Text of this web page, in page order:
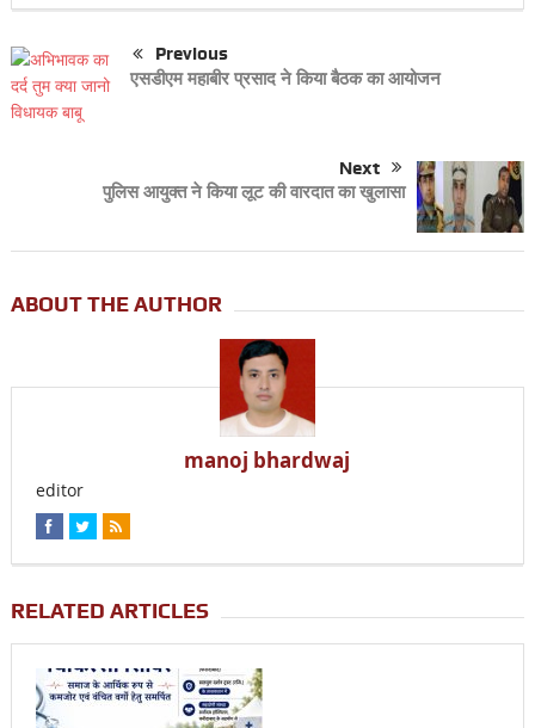
Previous
एसडीएम महाबीर प्रसाद ने किया बैठक का आयोजन
Next
पुलिस आयुक्त ने किया लूट की वारदात का खुलासा
ABOUT THE AUTHOR
manoj bhardwaj
editor
RELATED ARTICLES